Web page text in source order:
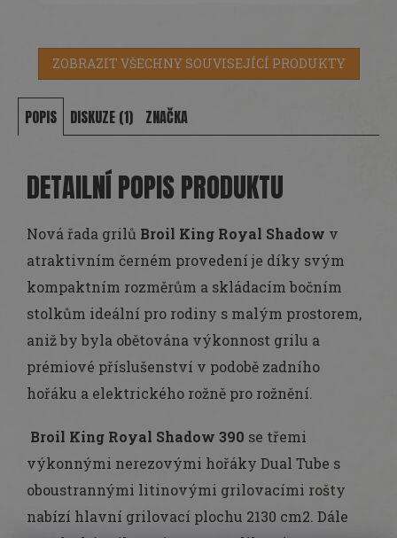
ZOBRAZIT VŠECHNY SOUVISEJÍCÍ PRODUKTY
POPIS DISKUZE (1) ZNAČKA
DETAILNÍ POPIS PRODUKTU
Nová řada grilů Broil King Royal Shadow v
atraktivním černém provedení je díky svým
kompaktním rozměrům a skládacím bočním
stolkům ideální pro rodiny s malým prostorem,
aniž by byla obětována výkonnost grilu a
prémiové příslušenství v podobě zadního
hořáku a elektrického rožně pro rožnění.
Broil King Royal Shadow 390 se třemi
výkonnými nerezovými hořáky Dual Tube s
oboustrannými litinovými grilovacími rošty
nabízí hlavní grilovací plochu 2130 cm2. Dále